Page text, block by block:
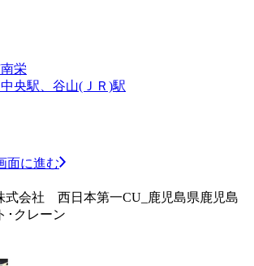
栄
央駅、谷山(ＪＲ)駅
面に進む
式会社 西日本第一CU_鹿児島県鹿児島
･クレーン